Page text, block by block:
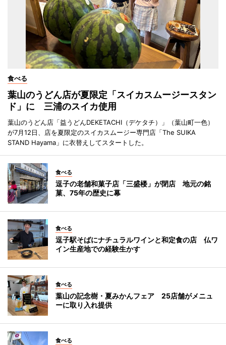
食べる
葉山のうどん店が夏限定「スイカスムージースタン
ド」に 三浦のスイカ使用
葉山のうどん店「益うどんDEKETACHI（デケタチ）」（葉山町一色）
が7月12日、店を夏限定のスイカスムージー専門店「The SUIKA
STAND Hayama」に衣替えしてスタートした。
食べる
逗子の老舗和菓子店「三盛楼」が閉店 地元の銘
菓、75年の歴史に幕
食べる
逗子駅そばにナチュラルワインと和定食の店 仏ワ
イン生産地での経験生かす
食べる
葉山の記念樹・夏みかんフェア 25店舗がメニュ
ーに取り入れ提供
食べる